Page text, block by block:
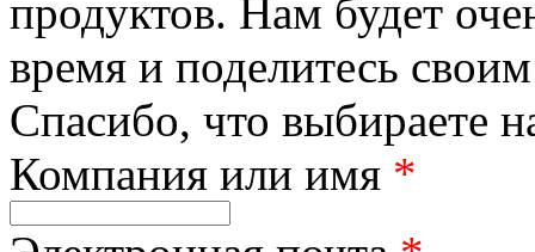
продуктов. Нам будет
время и поделитесь
Спасибо, что выбираете
Компания или имя *